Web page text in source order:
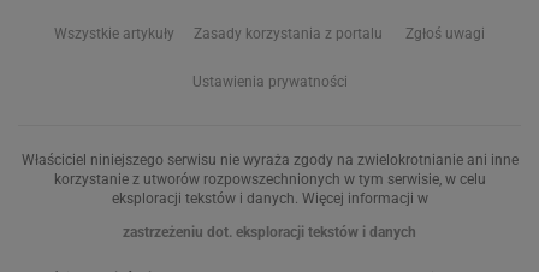
Wszystkie artykuły Zasady korzystania z portalu Zgłoś uwagi
Ustawienia prywatności
Właściciel niniejszego serwisu nie wyraża zgody na zwielokrotnianie ani inne
korzystanie z utworów rozpowszechnionych w tym serwisie, w celu
eksploracji tekstów i danych. Więcej informacji w
zastrzeżeniu dot. eksploracji tekstów i danych